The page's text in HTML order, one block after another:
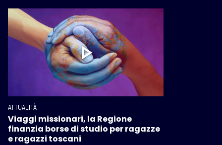
ATTUALITÀ
Viaggi missionari, la Regione
finanzia borse di studio per ragazze
e ragazzi toscani